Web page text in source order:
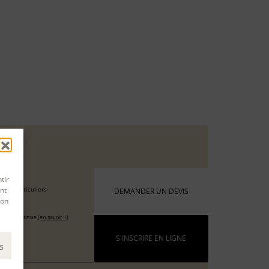
les particuliers
continue (en savoir +)
DEMANDER UN DEVIS
S'INSCRIRE EN LIGNE